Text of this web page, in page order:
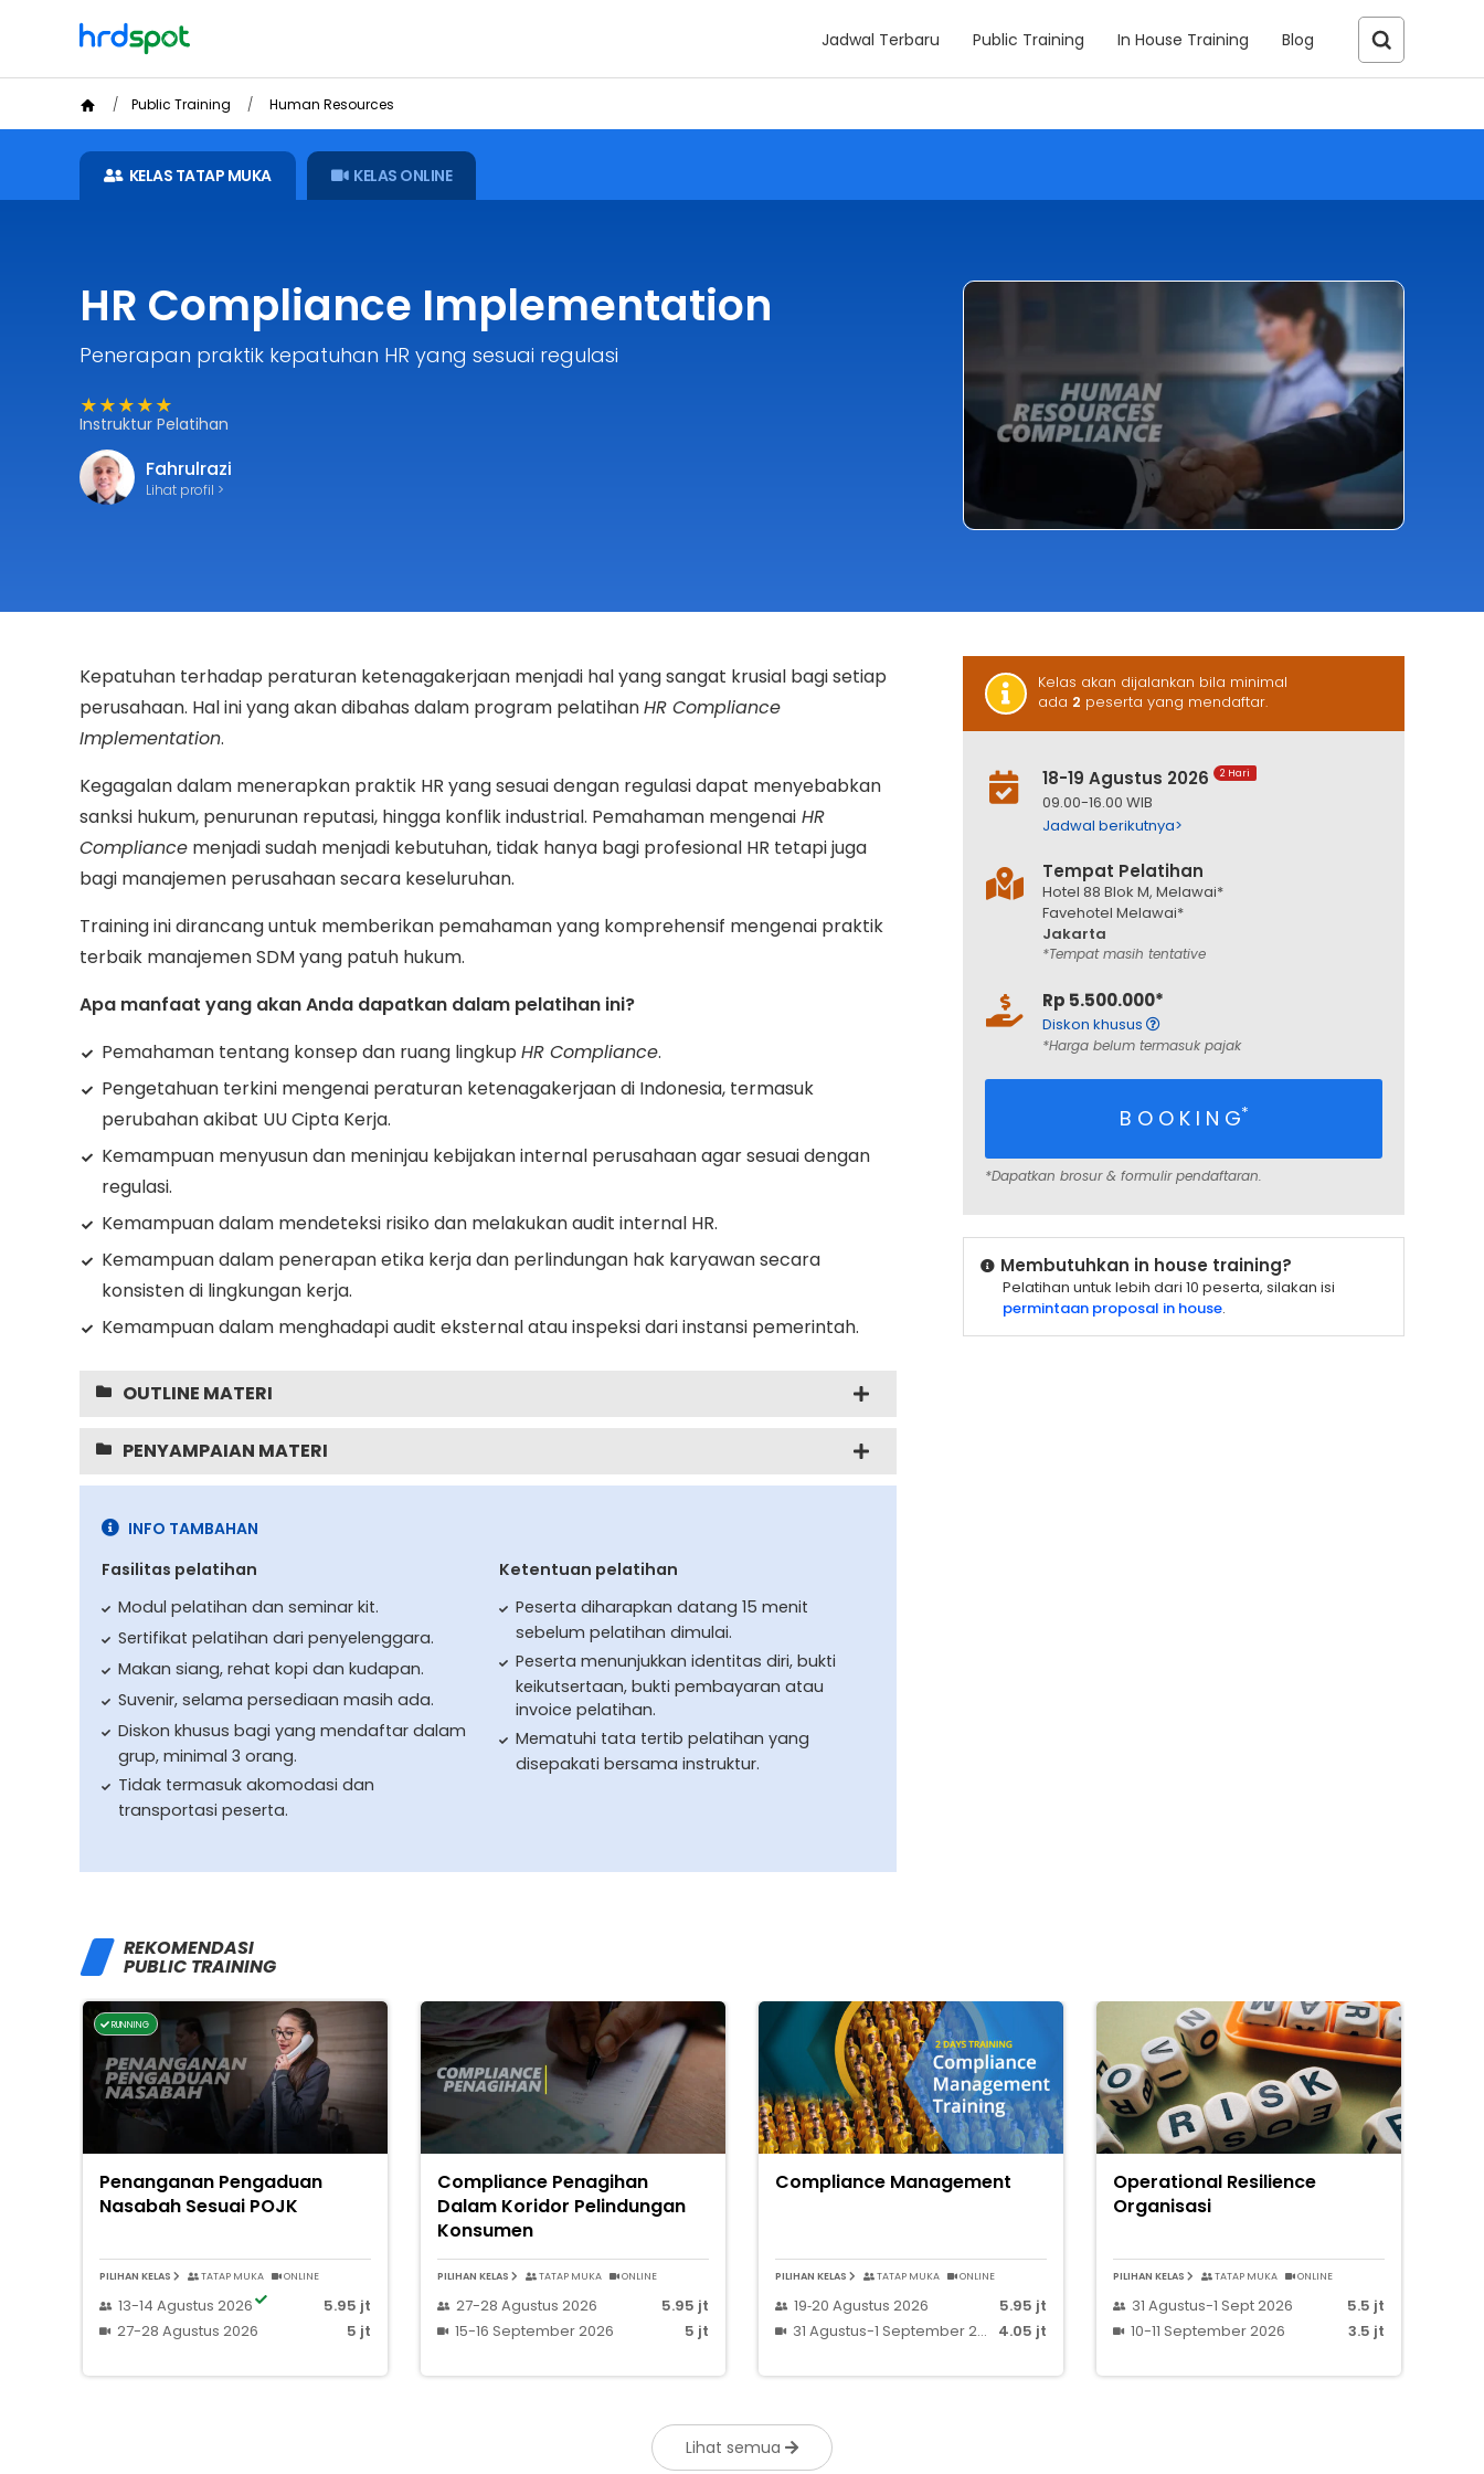
Jadwal Terbaru Public Training In House Training Blog
Public Training Human Resources
KELAS TATAP MUKA KELAS ONLINE
HR Compliance Implementation
Penerapan praktik kepatuhan HR yang sesuai regulasi
★★★★★
Instruktur Pelatihan
Fahrulrazi
Lihat profil >
Kelas akan dijalankan bila minimal
ada 2 peserta yang mendaftar.
18-19 Agustus 2026 2 Hari
09.00-16.00 WIB
Jadwal berikutnya>
Tempat Pelatihan
Hotel 88 Blok M, Melawai*
Favehotel Melawai*
Jakarta
*Tempat masih tentative
Rp 5.500.000*
Diskon khusus
*Harga belum termasuk pajak
B O O K I N G*
*Dapatkan brosur & formulir pendaftaran.
Kepatuhan terhadap peraturan ketenagakerjaan menjadi hal yang sangat krusial bagi setiap
perusahaan. Hal ini yang akan dibahas dalam program pelatihanHR Compliance
Implementation.
Kegagalan dalam menerapkan praktik HR yang sesuai dengan regulasi dapat menyebabkan
sanksi hukum, penurunan reputasi, hingga konflik industrial. Pemahaman mengenai HR
Compliance menjadi sudah menjadi kebutuhan, tidak hanya bagi profesional HR tetapi juga
bagi manajemen perusahaan secara keseluruhan.
Training ini dirancang untuk memberikan pemahaman yang komprehensif mengenai praktik
terbaik manajemen SDM yang patuh hukum.
Apa manfaat yang akan Anda dapatkan dalam pelatihan ini?
Pemahaman tentang konsep dan ruang lingkup HR Compliance.
Pengetahuan terkini mengenai peraturan ketenagakerjaan di Indonesia, termasuk
perubahan akibat UU Cipta Kerja.
Kemampuan menyusun dan meninjau kebijakan internal perusahaan agar sesuai dengan
regulasi.
Kemampuan dalam mendeteksi risiko dan melakukan audit internal HR.
Kemampuan dalam penerapan etika kerja dan perlindungan hak karyawan secara
konsisten di lingkungan kerja.
Kemampuan dalam menghadapi audit eksternal atau inspeksi dari instansi pemerintah.
OUTLINE MATERI
PENYAMPAIAN MATERI
INFO TAMBAHAN
Fasilitas pelatihan
Modul pelatihan dan seminar kit.
Sertifikat pelatihan dari penyelenggara.
Makan siang, rehat kopi dan kudapan.
Suvenir, selama persediaan masih ada.
Diskon khusus bagi yang mendaftar dalam
grup, minimal 3 orang.
Tidak termasuk akomodasi dan
transportasi peserta.
Ketentuan pelatihan
Peserta diharapkan datang 15 menit
sebelum pelatihan dimulai.
Peserta menunjukkan identitas diri, bukti
keikutsertaan, bukti pembayaran atau
invoice pelatihan.
Mematuhi tata tertib pelatihan yang
disepakati bersama instruktur.
Membutuhkan in house training?
Pelatihan untuk lebih dari 10 peserta, silakan isi
permintaan proposal in house.
REKOMENDASI
PUBLIC TRAINING
RUNNING
Penanganan Pengaduan
Nasabah Sesuai POJK
PILIHAN KELAS TATAP MUKA ONLINE
13-14 Agustus 2026
5.95 jt
27-28 Agustus 2026
5 jt
Compliance Penagihan
Dalam Koridor Pelindungan
Konsumen
PILIHAN KELAS TATAP MUKA ONLINE
27-28 Agustus 2026
5.95 jt
15-16 September 2026
5 jt
Compliance Management
PILIHAN KELAS TATAP MUKA ONLINE
19‑20 Agustus 2026
5.95 jt
31 Agustus-1 September 20264.05 jt
Operational Resilience
Organisasi
PILIHAN KELAS TATAP MUKA ONLINE
31 Agustus-1 Sept 2026
5.5 jt
10-11 September 2026
3.5 jt
Lihat semua